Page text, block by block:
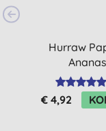
Hurraw
Ananas
€ 4,92